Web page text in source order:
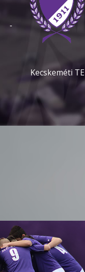
-
Kecskeméti TE